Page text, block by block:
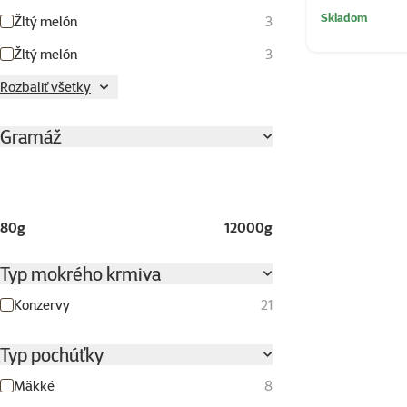
Žltý melón
3
Žltý melón
3
Rozbaliť všetky
Gramáž
80g 12000g
Typ mokrého krmiva
Konzervy 21
Typ pochúťky
Mäkké 8
Skladom